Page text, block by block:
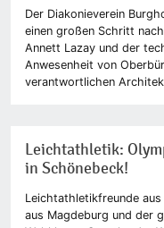
Der Diakonieverein
einen großen Schritt
Annett Lazay und der
Anwesenheit von
verantwortlichen
Leichtathletik:
in Schönebeck!
Leichtathletikfreunde
aus Magdeburg und der